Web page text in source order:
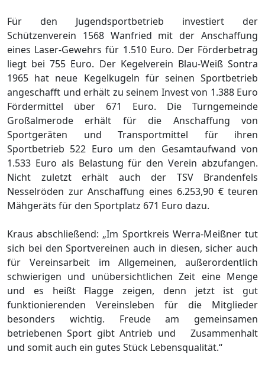
Für den Jugendsportbetrieb investiert der
Schützenverein 1568 Wanfried mit der Anschaffung
eines Laser-Gewehrs für 1.510 Euro. Der Förderbetrag
liegt bei 755 Euro. Der Kegelverein Blau-Weiß Sontra
1965 hat neue Kegelkugeln für seinen Sportbetrieb
angeschafft und erhält zu seinem Invest von 1.388 Euro
Fördermittel über 671 Euro. Die Turngemeinde
Großalmerode erhält für die Anschaffung von
Sportgeräten und Transportmittel für ihren
Sportbetrieb 522 Euro um den Gesamtaufwand von
1.533 Euro als Belastung für den Verein abzufangen.
Nicht zuletzt erhält auch der TSV Brandenfels
Nesselröden zur Anschaffung eines 6.253,90 € teuren
Mähgeräts für den Sportplatz 671 Euro dazu.
Kraus abschließend: „Im Sportkreis Werra-Meißner tut
sich bei den Sportvereinen auch in diesen, sicher auch
für Vereinsarbeit im Allgemeinen, außerordentlich
schwierigen und unübersichtlichen Zeit eine Menge
und es heißt Flagge zeigen, denn jetzt ist gut
funktionierenden Vereinsleben für die Mitglieder
besonders wichtig. Freude am gemeinsamen
betriebenen Sport gibt Antrieb und Zusammenhalt
und somit auch ein gutes Stück Lebensqualität.“